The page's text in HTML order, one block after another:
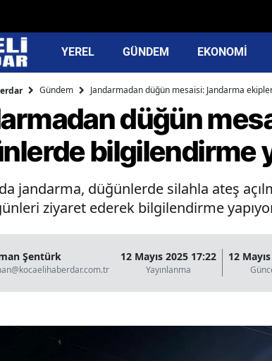
YEREL GÜNDEM EKONOMİ
Gündem Jandarmadan düğün mesaisi: Jandarma
düğün
bilgilendirme
jandarma, düğünlerde silahla ateş
ziyaret ederek bilgilendirme
Şentürk 12 Mayıs 2025 17:22
Yayınlanma
12